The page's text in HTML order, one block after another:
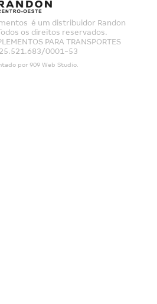
é um distribuidor Randon
os direitos reservados.
PARA TRANSPORTES
25.521.683/0001-53
por 909 Web Studio.